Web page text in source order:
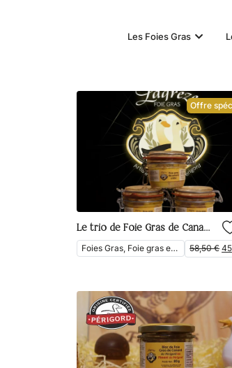
Les Foies Gras
Offre
Le trio de Foie Gras de Canard Entier 130g
Foies Gras, Foie gras entier, Épicerie fine, Les Coffrets, En Vedette, Foie Gras de Canard 58,50€